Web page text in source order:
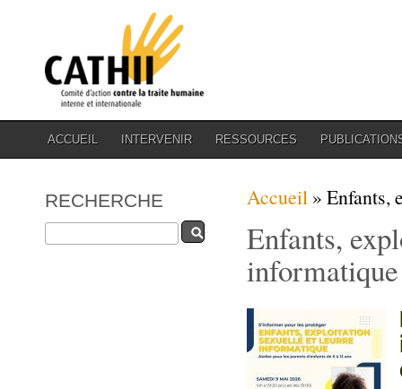
ACCUEIL INTERVENIR RESSOURCES
RECHERCHE
Rechercher
Vous êtes ici
Accueil » Enfants,
Enfants,
informatique